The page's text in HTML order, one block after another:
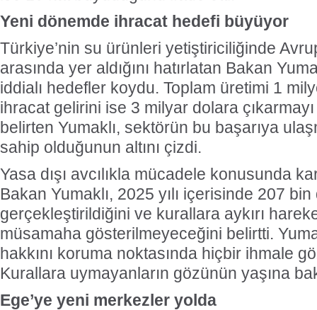
Yeni dönemde ihracat hedefi büyüyor
Türkiye’nin su ürünleri yetiştiriciliğinde
arasında yer aldığını hatırlatan Bakan
iddialı hedefler koydu. Toplam üretimi 1
ihracat gelirini ise 3 milyar dolara
belirten Yumaklı, sektörün bu başarıya
sahip olduğunun altını çizdi.
Yasa dışı avcılıkla mücadele konusunda
Bakan Yumaklı, 2025 yılı içerisinde 207
gerçekleştirildiğini ve kurallara aykırı
müsamaha gösterilmeyeceğini belirtti.
hakkını koruma noktasında hiçbir ihmale
Kurallara uymayanların gözünün yaşına
Ege’ye yeni merkezler yolda